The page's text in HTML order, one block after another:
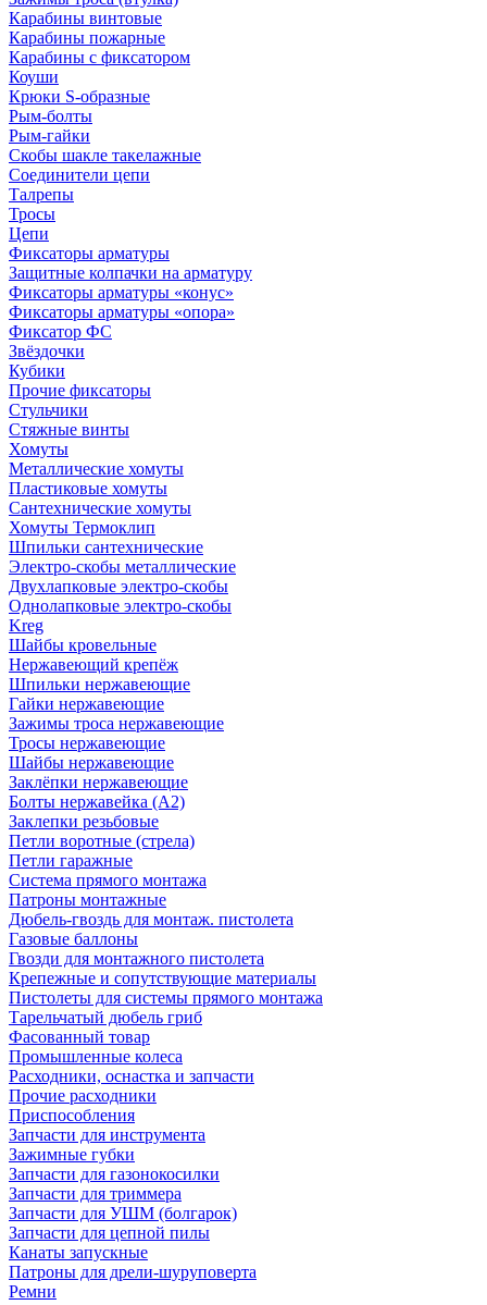
Карабины винтовые
Карабины пожарные
Карабины с фиксатором
Коуши
Крюки S-образные
Рым-болты
Рым-гайки
Скобы шакле такелажные
Соединители цепи
Талрепы
Тросы
Цепи
Фиксаторы арматуры
Защитные колпачки на арматуру
Фиксаторы арматуры «конус»
Фиксаторы арматуры «опора»
Фиксатор ФС
Звёздочки
Кубики
Прочие фиксаторы
Стульчики
Стяжные винты
Хомуты
Металлические хомуты
Пластиковые хомуты
Сантехнические хомуты
Хомуты Термоклип
Шпильки сантехнические
Электро-скобы металлические
Двухлапковые электро-скобы
Однолапковые электро-скобы
Kreg
Шайбы кровельные
Нержавеющий крепёж
Шпильки нержавеющие
Гайки нержавеющие
Зажимы троса нержавеющие
Тросы нержавеющие
Шайбы нержавеющие
Заклёпки нержавеющие
Болты нержавейка (А2)
Заклепки резьбовые
Петли воротные (стрела)
Петли гаражные
Система прямого монтажа
Патроны монтажные
Дюбель-гвоздь для монтаж. пистолета
Газовые баллоны
Гвозди для монтажного пистолета
Крепежные и сопутствующие материалы
Пистолеты для системы прямого монтажа
Тарельчатый дюбель гриб
Фасованный товар
Промышленные колеса
Расходники, оснастка и запчасти
Прочие расходники
Приспособления
Запчасти для инструмента
Зажимные губки
Запчасти для газонокосилки
Запчасти для триммера
Запчасти для УШМ (болгарок)
Запчасти для цепной пилы
Канаты запускные
Патроны для дрели-шуруповерта
Ремни